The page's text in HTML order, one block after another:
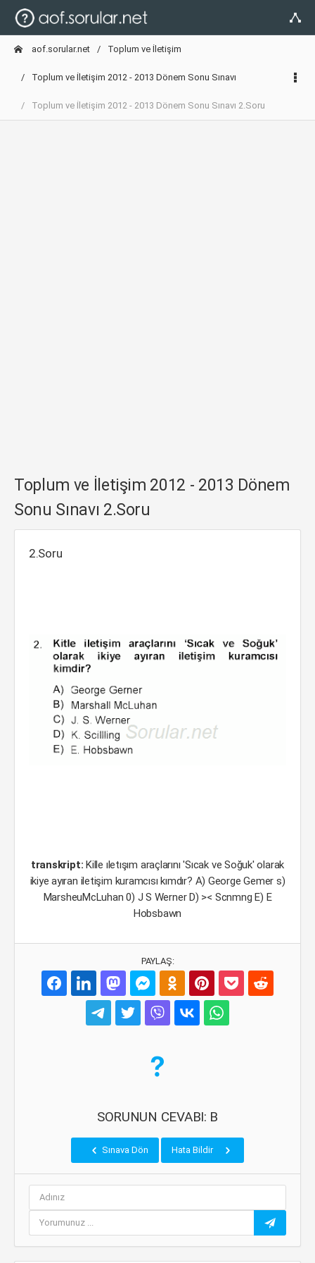
aof.sorular.net Toplum ve İletişim
Toplum ve İletişim 2012 - 2013 Dönem Sonu Sınavı
Toplum ve İletişim 2012 - 2013 Dönem Sonu Sınavı 2.Soru
Toplum ve İletişim 2012 - 2013 Dönem
Sonu Sınavı 2.Soru
2.Soru
transkript:Kille ıletışım araçlarını 'Sıcak ve Soğuk' olarak
ikiye ayıran iletişim kuramcısı kımdır? A) George Gemer s)
MarsheuMcLuhan 0) J S Werner D) >< Scnmng E) E
Hobsbawn
PAYLAŞ:
SORUNUN CEVABI: B
Sınava Dön Hata Bildir